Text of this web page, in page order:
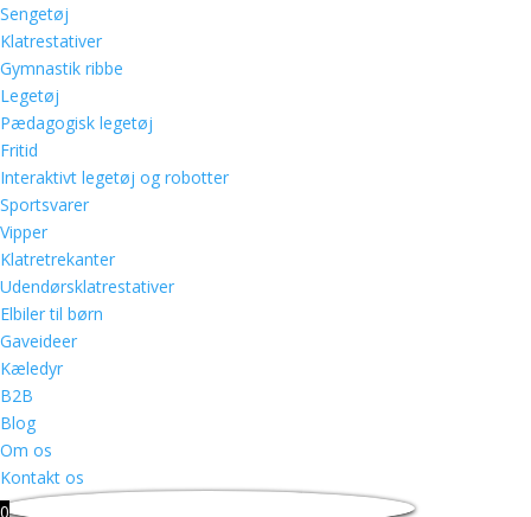
Sengetøj
Klatrestativer
Gymnastik ribbe
Legetøj
Pædagogisk legetøj
Fritid
Interaktivt legetøj og robotter
Sportsvarer
Vipper
Klatretrekanter
Udendørsklatrestativer
Elbiler til børn
Gaveideer
Kæledyr
B2B
Blog
Om os
Kontakt os
0